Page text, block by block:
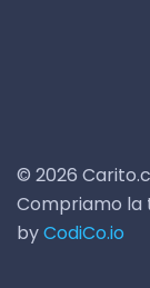
© 2026
Compriamo la
byCodiCo.io